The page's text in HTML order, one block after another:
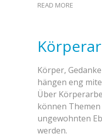
READ MORE
Körper,
hängen eng
Über
können
ungewohnten
werden.